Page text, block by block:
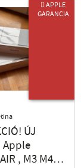
 APPLE
GARANCIA
ÚJ
, M3 M4